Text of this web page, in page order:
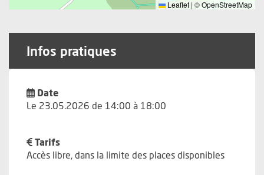
Leaflet | ©OpenStreetMap
Infos pratiques
Date
Le 23.05.2026 de 14:00 à 18:00
Tarifs
Accès libre, dans la limite des places disponibles